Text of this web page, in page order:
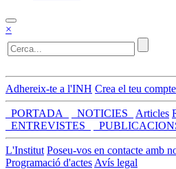
×
Adhereix-te a l'INH Crea el teu compte
_PORTADA_ _NOTICIES_ Articles
_ENTREVISTES_
L'Institut Poseu-vos en contacte amb
Programació d'actes Avís legal